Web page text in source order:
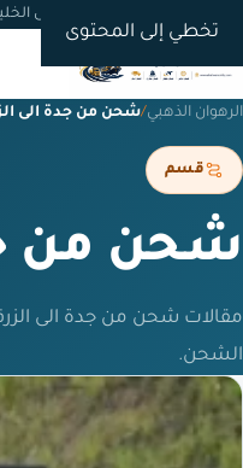
تخطي إلى المحتوى
شحن دولي من السعودية إلى
الرهوان الذهبي/شحن من جدة الى
قسم
شحن من
مقالات شحن من جدة الى
الشحن.